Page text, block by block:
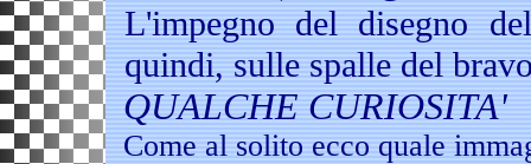
L'impegno del disegno
quindi, sulle spalle del
QUALCHE CURIOSITA'
Come al solito ecco quale